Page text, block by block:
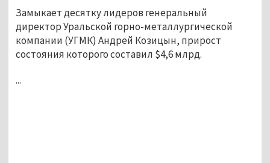
Замыкает десятку лидеров генеральный
директор Уральской горно-металлургической
компании (УГМК) Андрей Козицын, прирост
состояния которого составил $4,6 млрд.
...